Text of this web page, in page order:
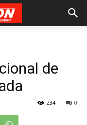
de
0
234